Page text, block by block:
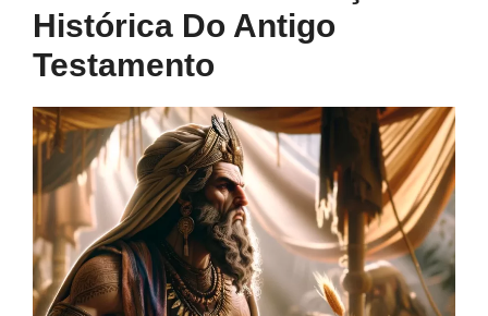
Histórica Do Antigo
Testamento